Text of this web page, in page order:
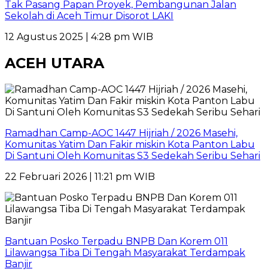
Tak Pasang Papan Proyek, Pembangunan Jalan
Sekolah di Aceh Timur Disorot LAKI
12 Agustus 2025 | 4:28 pm WIB
ACEH UTARA
Ramadhan Camp-AOC 1447 Hijriah / 2026 Masehi,
Komunitas Yatim Dan Fakir miskin Kota Panton Labu
Di Santuni Oleh Komunitas S3 Sedekah Seribu Sehari
22 Februari 2026 | 11:21 pm WIB
Bantuan Posko Terpadu BNPB Dan Korem 011
Lilawangsa Tiba Di Tengah Masyarakat Terdampak
Banjir